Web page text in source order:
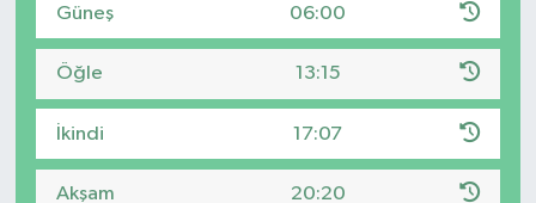
Güneş 06:00
Öğle 13:15
İkindi 17:07
Akşam 20:20